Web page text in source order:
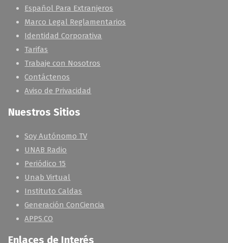
Español Para Extranjeros
Marco Legal Reglamentarios
Identidad Corporativa
Tarifas
Trabaje con Nosotros
Contáctenos
Aviso de Privacidad
Nuestros Sitios
Soy Autónomo TV
UNAB Radio
Periódico 15
Unab Virtual
Instituto Caldas
Generación ConCiencia
APPS.CO
Enlaces de Interés